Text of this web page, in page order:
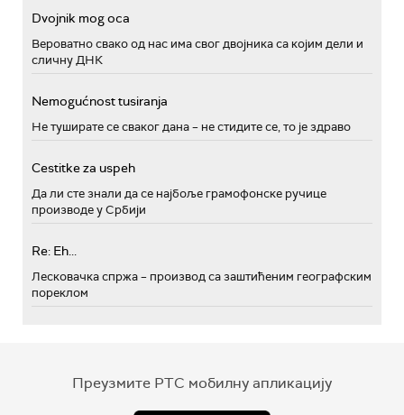
Dvojnik mog oca
Вероватно свако од нас има свог двојника са којим дели и
сличну ДНК
Nemogućnost tusiranja
Не туширате се сваког дана – не стидите се, то је здраво
Cestitke za uspeh
Да ли сте знали да се најбоље грамофонске ручице
производе у Србији
Re: Eh...
Лесковачка спржа – производ са заштићеним географским
пореклом
Преузмите РТС мобилну апликацију